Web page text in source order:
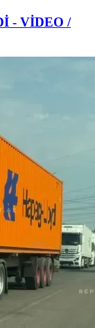
- VİDEO /